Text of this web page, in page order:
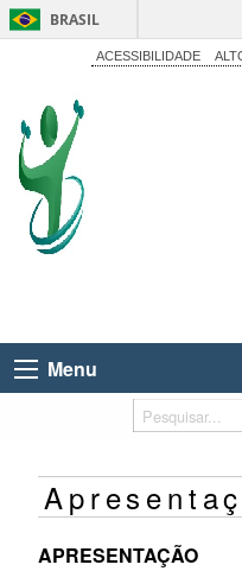
BRASIL
ACESSIBILIDADE
Menu
APRESENTAÇÃO